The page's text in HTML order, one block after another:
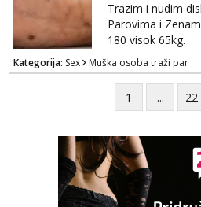
Trazim i nudim
Parovima i
180 visok 65kg.
Kategorija: Sex Muška osoba traži par
1 ... 22